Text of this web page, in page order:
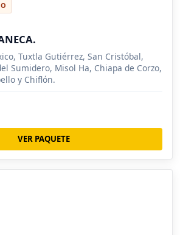
Tuxtla Gutiérrez, San Cristóbal,
Sumidero, Misol Ha, Chiapa de Corzo,
y Chiflón.
VER PAQUETE